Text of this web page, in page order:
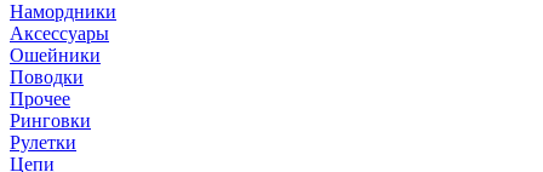
Намордники
Аксессуары
Ошейники
Поводки
Прочее
Ринговки
Рулетки
Цепи